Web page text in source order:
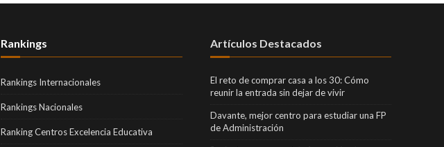
Rankings
Rankings Internacionales
Rankings Nacionales
Ranking Centros Excelencia Educativa
Artículos Destacados
El reto de comprar casa a los 30: Cómo
reunir la entrada sin dejar de vivir
Davante, mejor centro para estudiar una FP
de Administración